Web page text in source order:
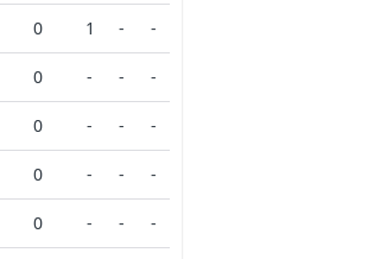
0 1 - -
0 - - -
0 - - -
0 - - -
0 - - -